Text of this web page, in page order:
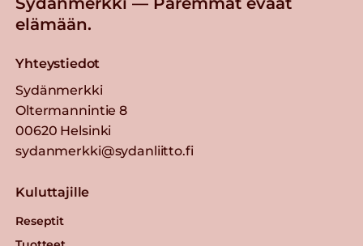
elämään.
Yhteystiedot
Sydänmerkki
Oltermannintie 8
00620 Helsinki
sydanmerkki@sydanliitto.fi
Kuluttajille
Reseptit